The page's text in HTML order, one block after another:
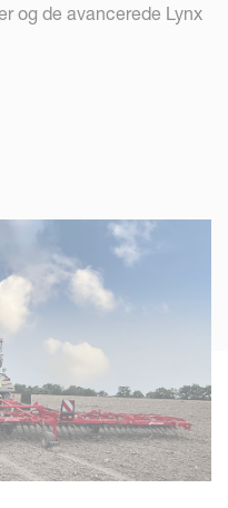
og de avancerede Lynx